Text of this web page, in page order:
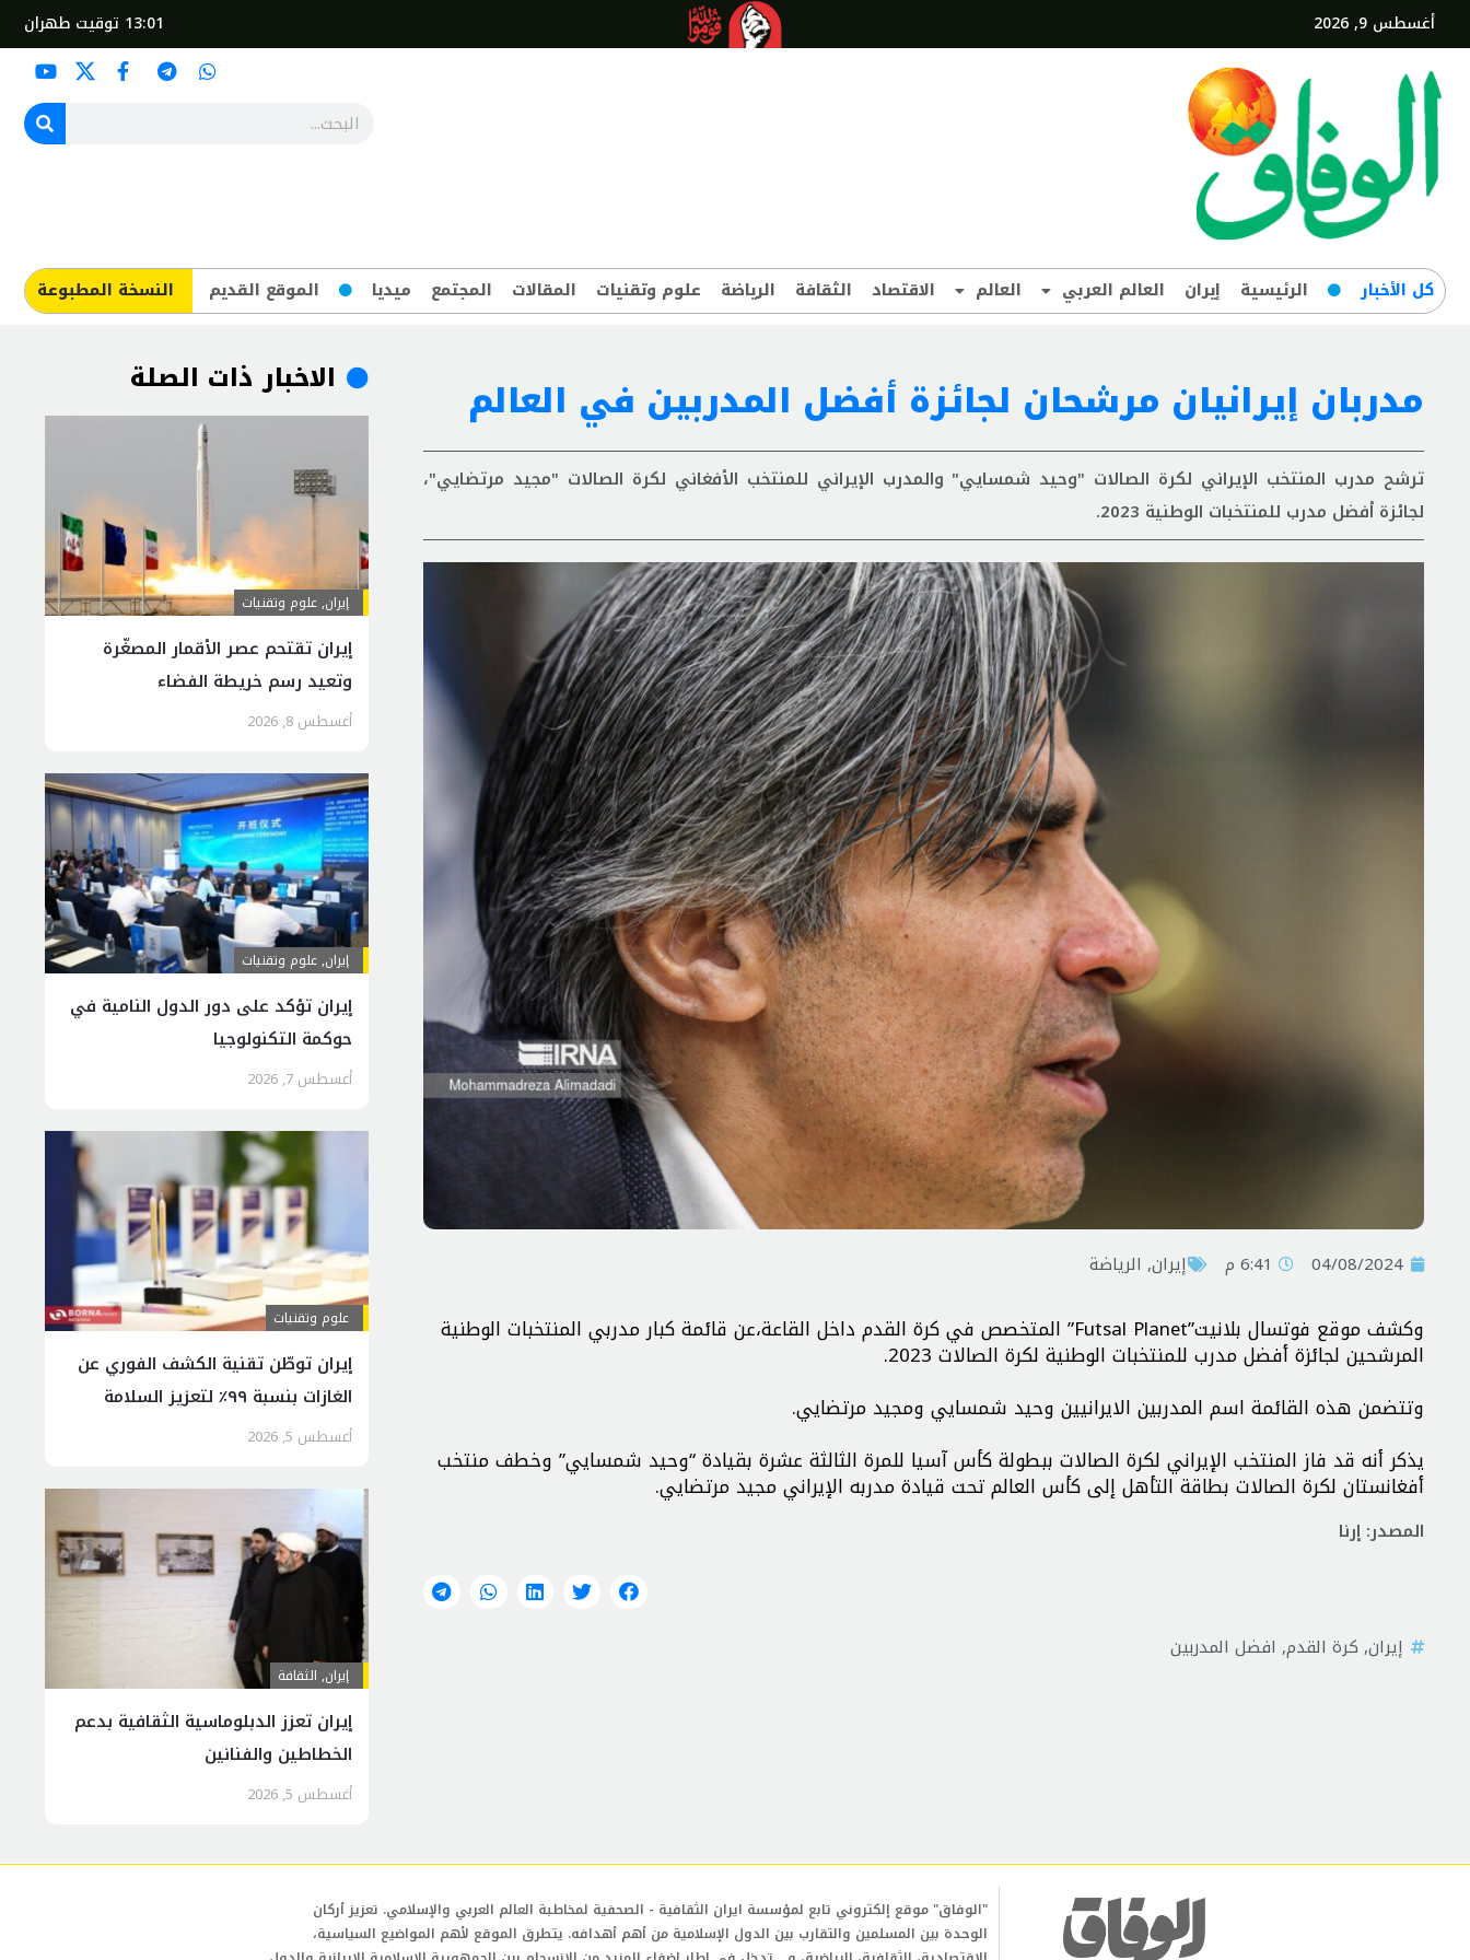
أغسطس 9, 2026 13:01 توقيت طهران
کل‌ الأخبار الرئيسية إيران العالم العربي العالم الاقتصاد الثقافة الرياضة علوم وتقنيات المقالات المجتمع ميديا الموقع القديم ​النسخة المطبوعة
مدربان إيرانيان مرشحان لجائزة أفضل المدربين في العالم
ترشح مدرب المنتخب الإيراني لكرة الصالات "وحید شمسایي" والمدرب الإيراني للمنتخب الأفغاني لكرة الصالات "مجيد مرتضايي"،
لجائزة أفضل مدرب للمنتخبات الوطنية 2023.
04/08/2024 6:41 م إيران, الرياضة
وكشف موقع فوتسال بلانيت”Futsal Planet” المتخصص في كرة القدم داخل القاعة،عن قائمة كبار مدربي المنتخبات الوطنية
المرشحین لجائزة أفضل مدرب للمنتخبات الوطنية لكرة الصالات 2023.
وتتضمن هذه القائمة اسم المدربين الایرانیین وحید شمسایي ومجيد مرتضايي.
یذکر أنه قد فاز المنتخب الإيراني لكرة الصالات ببطولة كأس آسيا للمرة الثالثة عشرة بقیادة “وحید شمسایي” وخطف منتخب
أفغانستان لکرة الصالات بطاقة التأهل إلى كأس العالم تحت قيادة مدربه الإيراني مجید مرتضایي.
المصدر: إرنا
إيران, كرة القدم, افضل المدربين
الاخبار ذات الصلة
إيران,علوم وتقنيات
إيران تقتحم عصر الأقمار المصغّرة
وتعيد رسم خريطة الفضاء
أغسطس 8, 2026
إيران,علوم وتقنيات
إيران تؤكد على دور الدول النامية في
حوكمة التكنولوجيا
أغسطس 7, 2026
علوم وتقنيات
إيران توطّن تقنية الكشف الفوري عن
الغازات بنسبة ٩٩٪ لتعزيز السلامة
الصناعية
أغسطس 5, 2026
إيران, الثقافة
إيران تعزز الدبلوماسية الثقافية بدعم
الخطاطين والفنانين
أغسطس 5, 2026
"الوفاق" موقع إلكتروني تابع لمؤسسة ايران الثقافية - الصحفية لمخاطبة العالم العربي والإسلامي. تعزيز أركان
الوحدة بين المسلمين والتقارب بين الدول الإسلامية من أهم أهدافه. يتطرق الموقع لأهم المواضيع السياسية،